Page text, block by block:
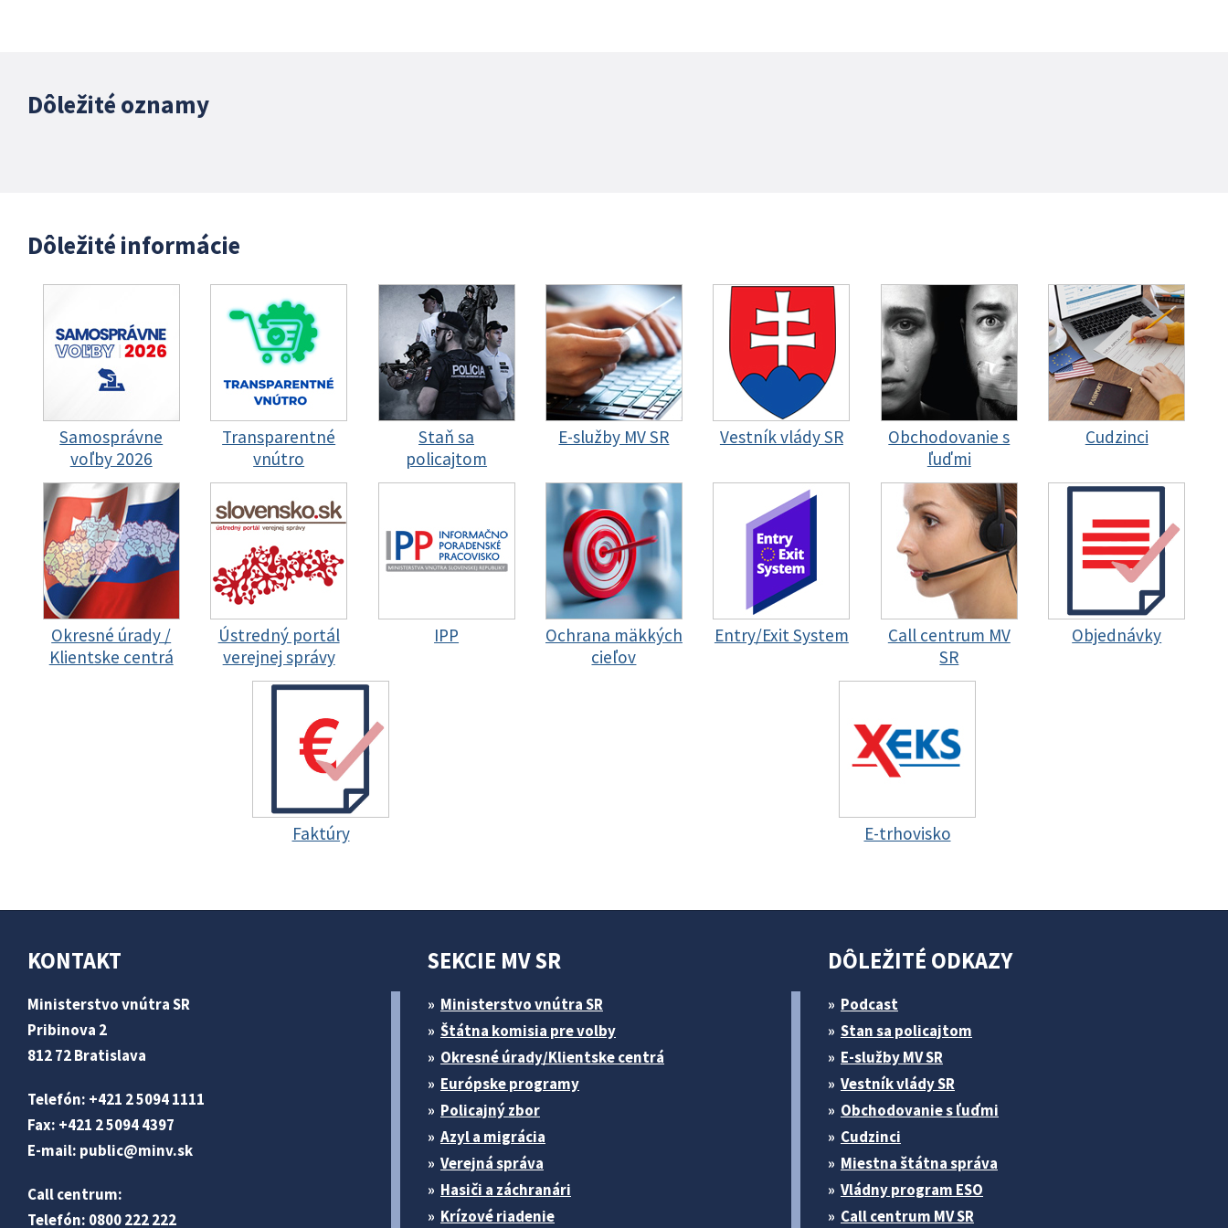
Dôležité oznamy
Dôležité informácie
Samosprávne
voľby 2026
Transparentné
vnútro
Staň sa
policajtom
E-služby MV SR Vestník vlády SR
Obchodovanie s
ľuďmi
Cudzinci
Okresné úrady /
Klientske centrá
Ústredný portál
verejnej správy
IPP
Ochrana mäkkých
cieľov
Entry/Exit System
Call centrum MV
SR
Objednávky
Faktúry E-trhovisko
KONTAKT
Ministerstvo vnútra SR
Pribinova 2
812 72 Bratislava
Telefón: +421 2 5094 1111
Fax: +421 2 5094 4397
E-mail: public@minv.sk
Call centrum:
Telefón: 0800 222 222
SEKCIE MV SR
Ministerstvo vnútra SR
Štátna komisia pre volby
Okresné úrady/Klientske centrá
Európske programy
Policajný zbor
Azyl a migrácia
Verejná správa
Hasiči a záchranári
Krízové riadenie
DÔLEŽITÉ ODKAZY
Podcast
Stan sa policajtom
E-služby MV SR
Vestník vlády SR
Obchodovanie s ľuďmi
Cudzinci
Miestna štátna správa
Vládny program ESO
Call centrum MV SR